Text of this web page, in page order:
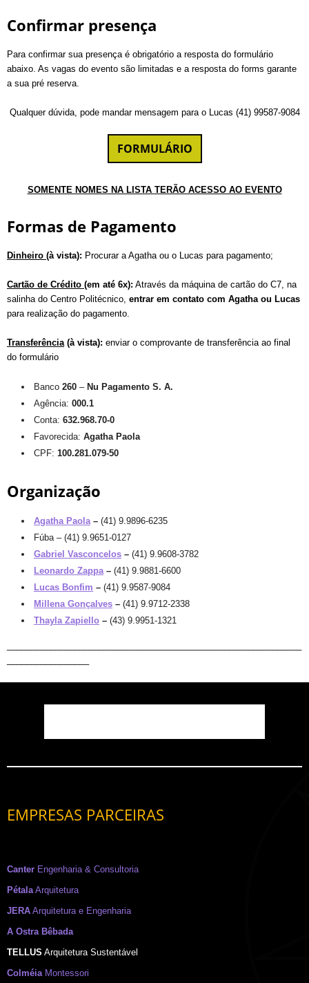
Confirmar presença
Para confirmar sua presença é obrigatório a resposta do formulário
abaixo. As vagas do evento são limitadas e a resposta do forms garante
a sua pré reserva.
Qualquer dúvida, pode mandar mensagem para o Lucas (41) 99587-9084
FORMULÁRIO
SOMENTE NOMES NA LISTA TERÃO ACESSO AO EVENTO
Formas de Pagamento
Dinheiro (à vista): Procurar a Agatha ou o Lucas para pagamento;
Cartão de Crédito (em até 6x): Através da máquina de cartão do C7, na
salinha do Centro Politécnico, entrar em contato com Agatha ou Lucas
para realização do pagamento.
Transferência(à vista): enviar o comprovante de transferência ao final
do formulário
Banco 260 – Nu Pagamento S. A.
Agência: 000.1
Conta: 632.968.70-0
Favorecida: Agatha Paola
CPF: 100.281.079-50
Organização
Agatha Paola– (41) 9.9896-6235
Fúba – (41) 9.9651-0127
Gabriel Vasconcelos – (41) 9.9608-3782
Leonardo Zappa– (41) 9.9881-6600
Lucas Bonfim – (41) 9.9587-9084
Millena Gonçalves – (41) 9.9712-2338
Thayla Zapiello – (43) 9.9951-1321
EMPRESAS PARCEIRAS
Canter Engenharia & Consultoria
PétalaArquitetura
JERA Arquitetura e Engenharia
A Ostra Bêbada
TELLUS Arquitetura Sustentável
Colméia Montessori